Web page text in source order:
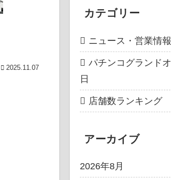
2025.11.07
カテゴリー
ニュース・営業情報
パチンコグランド
日
店舗数ランキング
アーカイブ
2026年8月